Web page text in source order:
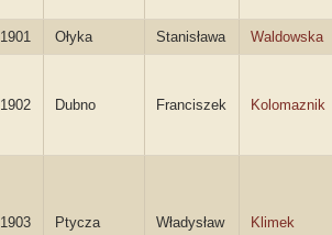
1901 Ołyka Stanisława Waldowska
1902 Dubno Franciszek Kolomaznik
1903 Ptycza Władysław Klimek